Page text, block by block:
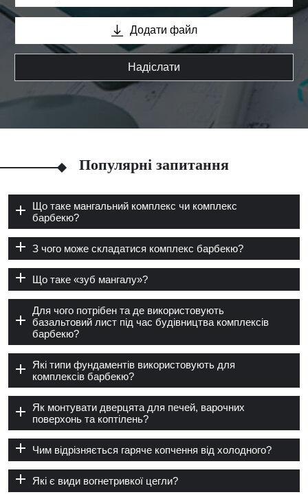
Додати файл
Надіслати
Популярні запитання
Що таке мангальний комплекс чи комплекс
барбекю?
З чого може складатися комплекс барбекю?
Що таке «зуб мангалу»?
Для чого потрібен та де використовують
базальтовий лист під час будівництва комплексів
барбекю?
Які типи фундаментів використовують для
комплексів барбекю?
Як монтувати дверцята для печей, варочних
поверхонь та коптілень?
Чим відрізняється гаряче копчення від холодного?
Які є види вогнетривкої цегли?